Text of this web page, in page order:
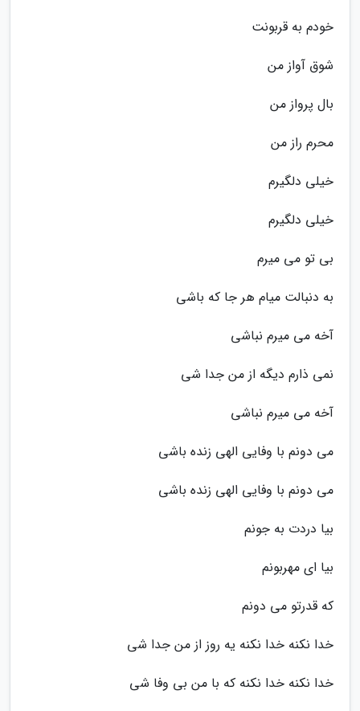
خودم به قربونت
شوق آواز من
بال پرواز من
محرم راز من
خیلی دلگیرم
خیلی دلگیرم
بی تو می میرم
به دنبالت میام هر جا که باشی
آخه می میرم نباشی
نمی ذارم دیگه از من جدا شی
آخه می میرم نباشی
می دونم با وفایی الهی زنده باشی
می دونم با وفایی الهی زنده باشی
بیا دردت به جونم
بیا ای مهربونم
که قدرتو می دونم
خدا نکنه خدا نکنه یه روز از من جدا شی
خدا نکنه خدا نکنه که با من بی وفا شی